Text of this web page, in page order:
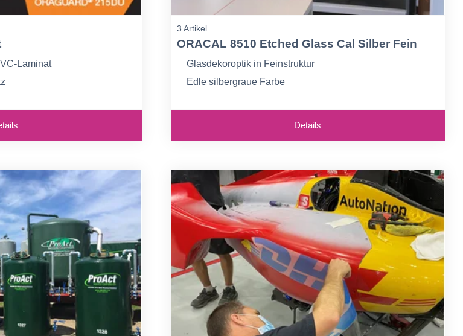
Laminat
3 Artikel
ORACAL 8510 Etched Glass Cal Silber Fein
Glasdekoroptik in Feinstruktur
Edle silbergraue Farbe
Details